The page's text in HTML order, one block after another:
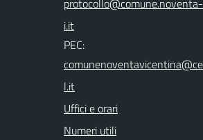
PEC:
Uffici e orari
Numeri utili